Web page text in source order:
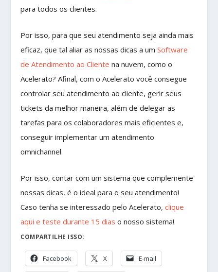
para todos os clientes.
Por isso, para que seu atendimento seja ainda mais
eficaz, que tal aliar as nossas dicas a um Software
de Atendimento ao Cliente na nuvem, como o
Acelerato? Afinal, com o Acelerato você consegue
controlar seu atendimento ao cliente, gerir seus
tickets da melhor maneira, além de delegar as
tarefas para os colaboradores mais eficientes e,
conseguir implementar um atendimento
omnichannel.
Por isso, contar com um sistema que complemente
nossas dicas, é o ideal para o seu atendimento!
Caso tenha se interessado pelo Acelerato,clique
aqui e teste durante 15 dias o nosso sistema!
COMPARTILHE ISSO:
Facebook X E-mail